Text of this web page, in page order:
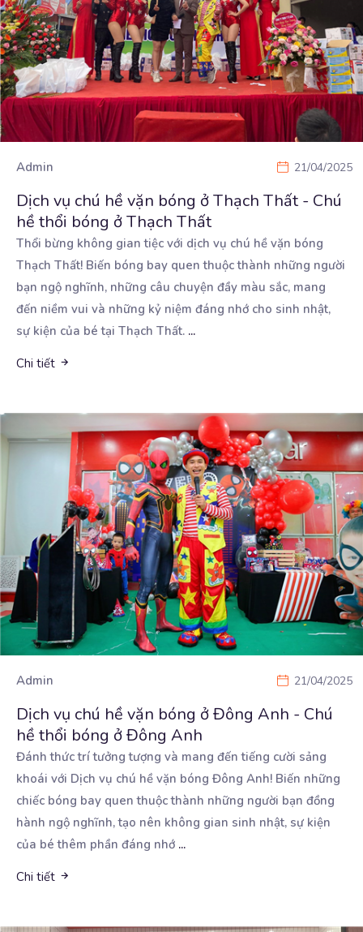
Admin 21/04/2025
Dịch vụ chú hề vặn bóng ở Thạch Thất - Chú
hề thổi bóng ở Thạch Thất
Thổi bừng không gian tiệc với dịch vụ chú hề vặn bóng
Thạch Thất! Biến bóng bay quen thuộc thành những người
bạn ngộ nghĩnh, những câu chuyện đầy màu sắc, mang
đến niềm vui và những kỷ niệm đáng nhớ cho sinh nhật,
sự kiện của bé tại Thạch Thất. ...
Chi tiết
Admin 21/04/2025
Dịch vụ chú hề vặn bóng ở Đông Anh - Chú
hề thổi bóng ở Đông Anh
Đánh thức trí tưởng tượng và mang đến tiếng cười sảng
khoái với Dịch vụ chú hề vặn bóng Đông Anh! Biến những
chiếc bóng bay quen thuộc thành những người bạn đồng
hành ngộ nghĩnh, tạo nên không gian sinh nhật, sự kiện
của bé thêm phần đáng nhớ ...
Chi tiết